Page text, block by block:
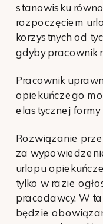
stanowisku
rozpoczęciem
korzystnych od
gdyby pracownik
Pracownik
opiekuńczego
elastycznej formy
Rozwiązanie
za
urlopu
tylko w razie
pracodawcy. W
będzie